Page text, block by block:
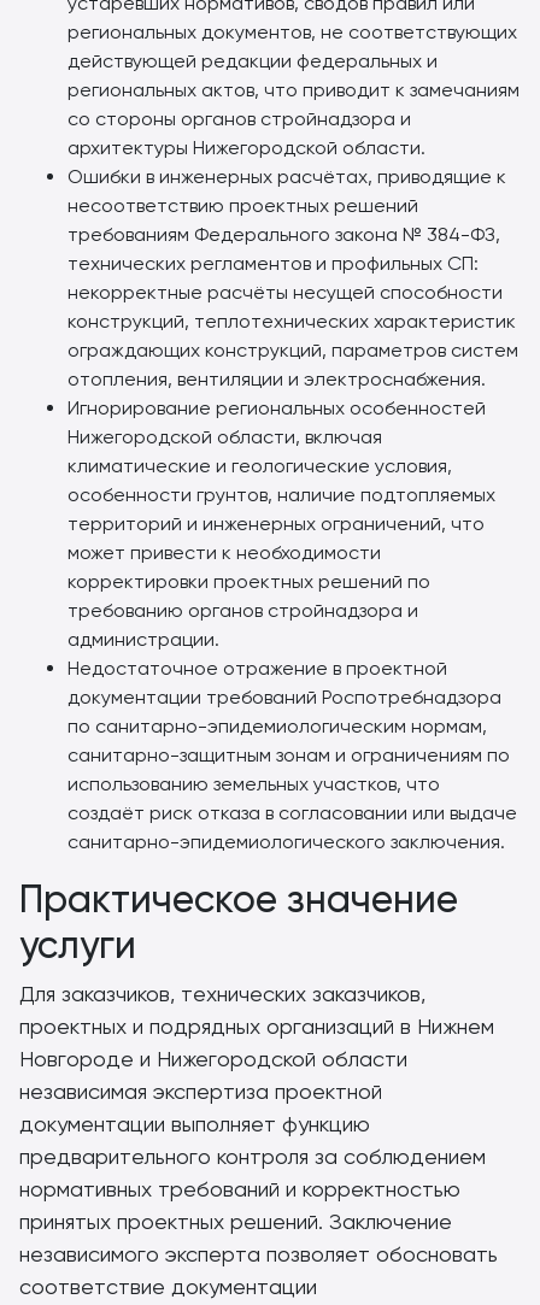
региональных документов, не соответствующих
действующей редакции федеральных и
региональных актов, что приводит к замечаниям
со стороны органов стройнадзора и
архитектуры Нижегородской области.
Ошибки в инженерных расчётах, приводящие к
несоответствию проектных решений
требованиям Федерального закона № 384-ФЗ,
технических регламентов и профильных СП:
некорректные расчёты несущей способности
конструкций, теплотехнических характеристик
ограждающих конструкций, параметров систем
отопления, вентиляции и электроснабжения.
Игнорирование региональных особенностей
Нижегородской области, включая
климатические и геологические условия,
особенности грунтов, наличие подтопляемых
территорий и инженерных ограничений, что
может привести к необходимости
корректировки проектных решений по
требованию органов стройнадзора и
администрации.
Недостаточное отражение в проектной
документации требований Роспотребнадзора
по санитарно-эпидемиологическим нормам,
санитарно-защитным зонам и ограничениям по
использованию земельных участков, что
создаёт риск отказа в согласовании или выдаче
санитарно-эпидемиологического заключения.
Практическое значение
услуги
Для заказчиков, технических заказчиков,
проектных и подрядных организаций в Нижнем
Новгороде и Нижегородской области
независимая экспертиза проектной
документации выполняет функцию
предварительного контроля за соблюдением
нормативных требований и корректностью
принятых проектных решений. Заключение
независимого эксперта позволяет обосновать
соответствие документации